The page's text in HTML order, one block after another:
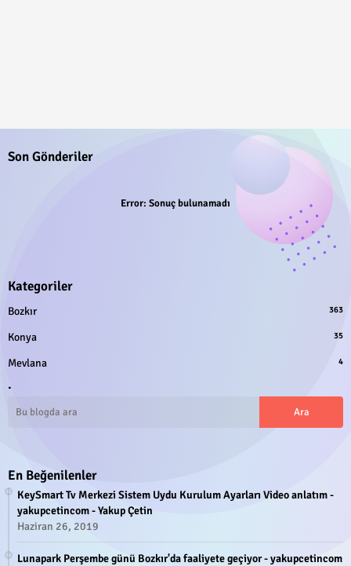
Son Gönderiler
Error: Sonuç bulunamadı
Kategoriler
Bozkır 363
Konya 35
Mevlana 4
.
En Beğenilenler
KeySmart Tv Merkezi Sistem Uydu Kurulum Ayarları Video anlatım -
yakupcetincom - Yakup Çetin
Haziran 26, 2019
Lunapark Perşembe günü Bozkır'da faaliyete geçiyor - yakupcetincom